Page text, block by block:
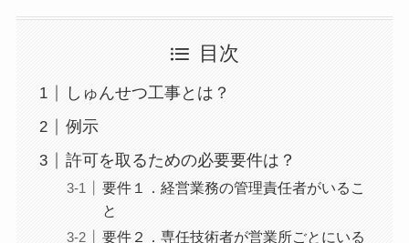
目次
しゅんせつ工事とは？
例示
許可を取るための必要要件は？
要件１．経営業務の管理責任者がいるこ
と
要件２．専任技術者が営業所ごとにいる